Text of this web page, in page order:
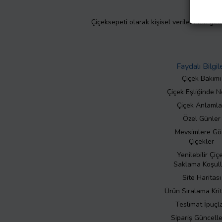
Çiçeksepeti olarak kişisel verilerinizin
Faydalı
Çiçek Bakımı
Çiçek Eşliğinde
Çiçek
Özel Günler
Mevsimlere
Çiçekler
Yenilebilir
Saklama
Site Haritası
Ürün Sıralama
Teslimat
Sipariş